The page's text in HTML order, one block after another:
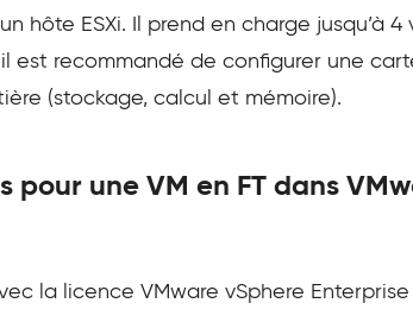
hôte ESXi. Il prend en charge jusqu’à 4
est recommandé de configurer une
(stockage, calcul et mémoire).
une VM en FT dans
la licence VMware vSphere Enterprise